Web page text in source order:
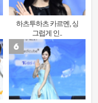
하츠투하츠 카르멘, 싱
그럽게 인..